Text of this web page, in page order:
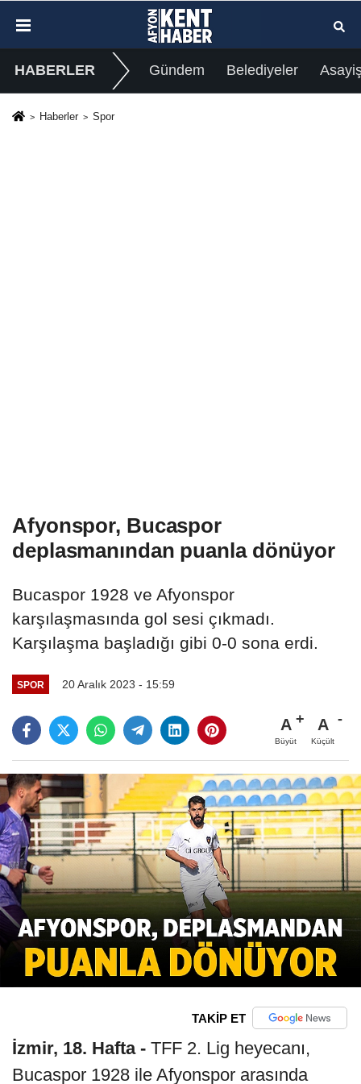
HABERLER Gündem Belediyeler
Haberler Spor
Afyonspor, Bucaspor
deplasmanından puanla dönüyor
Bucaspor 1928 ve Afyonspor
karşılaşmasında gol sesi çıkmadı.
Karşılaşma başladığı gibi 0-0 sona erdi.
SPOR 20 Aralık 2023 - 15:59
A
Büyüt
A
Küçült
TAKİP ET
İzmir, 18. Hafta - TFF 2. Lig heyecanı,
Bucaspor 1928 ile Afyonspor arasında